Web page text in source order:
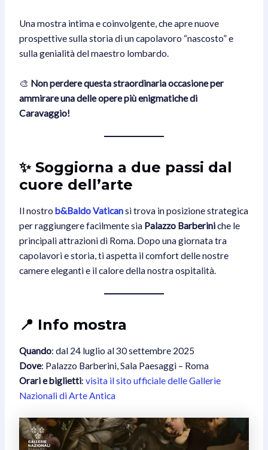
Una mostra intima e coinvolgente, che apre nuove
prospettive sulla storia di un capolavoro “nascosto” e
sulla genialità del maestro lombardo.
🎨 Non perdere questa straordinaria occasione per
ammirare una delle opere più enigmatiche di
Caravaggio!
✨ Soggiorna a due passi dal
cuore dell’arte
Il nostro b&Baldo Vaticansi trova in posizione strategica
per raggiungere facilmente sia Palazzo Barberiniche le
principali attrazioni di Roma. Dopo una giornata tra
capolavori e storia, ti aspetta il comfort delle nostre
camere eleganti e il calore della nostra ospitalità.
📍 Info mostra
Quando: dal 24 luglio al 30 settembre 2025
Dove: Palazzo Barberini, Sala Paesaggi – Roma
Orari e biglietti:visita il sito ufficiale delle Gallerie
Nazionali di Arte Antica